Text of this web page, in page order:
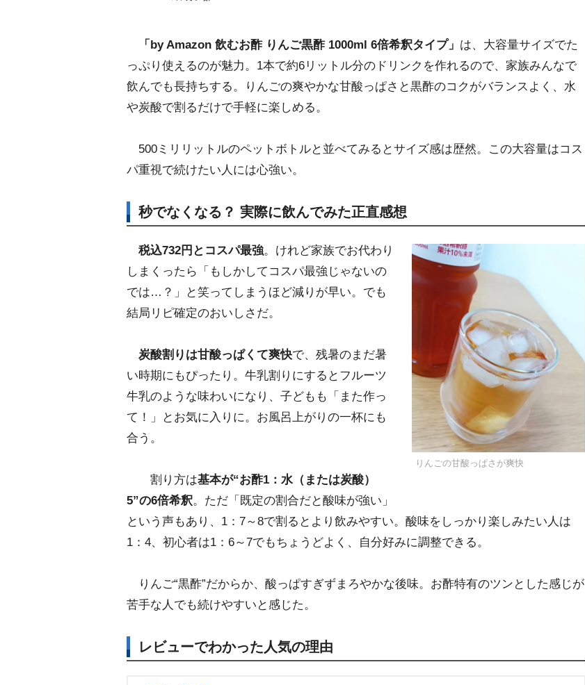
「by Amazon 飲むお酢 りんご黒酢 1000ml 6倍希釈タイプ」 は、大容量サイズでた
っぷり使えるのが魅力。1本で約6リットル分のドリンクを作れるので、家族みんなで
飲んでも長持ちする。りんごの爽やかな甘酸っぱさと黒酢のコクがバランスよく、水
炭酸で割るだけで手軽に楽しめる。
500ミリリットルのペットボトルと並べてみるとサイズ感は歴然。この大容量はコス
パ重視で続けたい人には心強い。
秒でなくなる？ 実際に飲んでみた正直感想
りんごの甘酸っぱさが爽快
税込732円とコスパ最強。けれど家族でお代わり
しまくったら「もしかしてコスパ最強じゃないの
では…？」と笑ってしまうほど減りが早い。でも
結局リピ確定のおいしさだ。
炭酸割りは甘酸っぱくて爽快で、残暑のまだ暑
い時期にもぴったり。牛乳割りにするとフルーツ
牛乳のような味わいになり、子どもも「また作っ
て！」とお気に入りに。お風呂上がりの一杯にも
合う。
割り方は基本が“お酢1：水（または炭酸）
5”の6倍希釈。ただ「既定の割合だと酸味が強い」
という声もあり、1：7～8で割るとより飲みやすい。酸味をしっかり楽しみたい人は
1：4、初心者は1：6～7でもちょうどよく、自分好みに調整できる。
りんご“黒酢”だからか、酸っぱすぎずまろやかな後味。お酢特有のツンとした感じが
苦手な人でも続けやすいと感じた。
レビューでわかった人気の理由